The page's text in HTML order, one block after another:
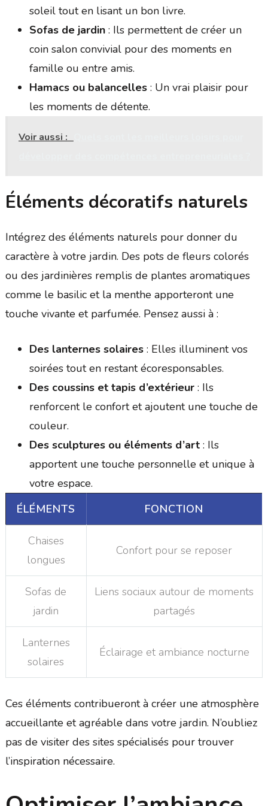
soleil tout en lisant un bon livre.
Sofas de jardin: Ils permettent de créer un
coin salon convivial pour des moments en
famille ou entre amis.
Hamacs ou balancelles: Un vrai plaisir pour
les moments de détente.
Voir aussi : Quels sont les meilleurs loisirs pour
Éléments décoratifs naturels
Intégrez des éléments naturels pour donner du
caractère à votre jardin. Des pots de fleurs colorés
ou des jardinières remplis de plantes aromatiques
comme le basilic et la menthe apporteront une
touche vivante et parfumée. Pensez aussi à :
Des lanternes solaires: Elles illuminent vos
soirées tout en restant écoresponsables.
Des coussins et tapis d’extérieur: Ils
renforcent le confort et ajoutent une touche de
couleur.
Des sculptures ou éléments d’art: Ils
apportent une touche personnelle et unique à
votre espace.
ÉLÉMENTS
FONCTION
Chaises
longues
Confort pour se reposer
Sofas de
jardin
Liens sociaux autour de moments
partagés
Lanternes
solaires
Éclairage et ambiance nocturne
Ces éléments contribueront à créer une atmosphère
accueillante et agréable dans votre jardin. N’oubliez
pas de visiter des sites spécialisés pour trouver
l’inspiration nécessaire.